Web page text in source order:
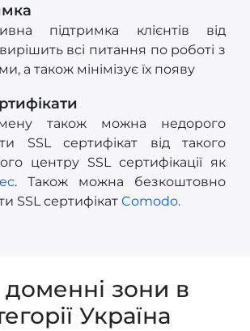
підтримка клієнтів від
всі питання по роботі з
а також мінімізує їх появу
також можна недорого
SSL сертифікат від такого
центру SSL сертифікації як
. Також можна безкоштовно
SSL сертифікат Comodo.
доменні зони в
Україна